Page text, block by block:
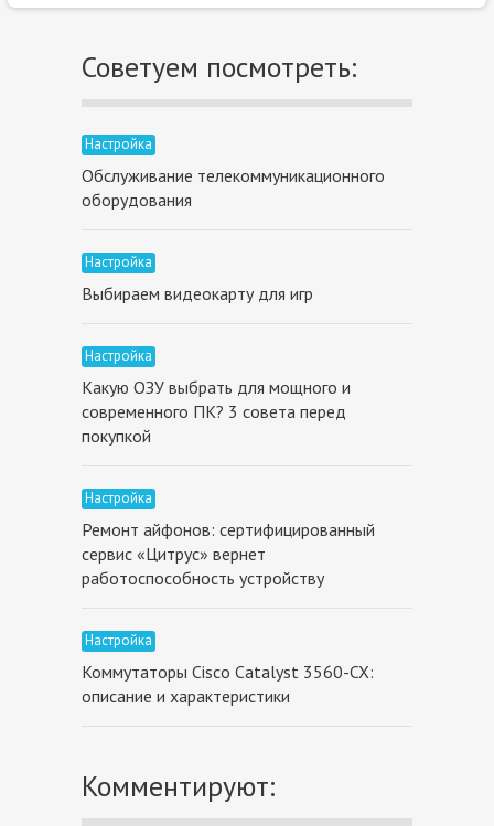
Советуем посмотреть:
Настройка
Обслуживание телекоммуникационного
оборудования
Настройка
Выбираем видеокарту для игр
Настройка
Какую ОЗУ выбрать для мощного и
современного ПК? 3 совета перед
покупкой
Настройка
Ремонт айфонов: сертифицированный
сервис «Цитрус» вернет
работоспособность устройству
Настройка
Коммутаторы Cisco Catalyst 3560-CX:
описание и характеристики
Комментируют: